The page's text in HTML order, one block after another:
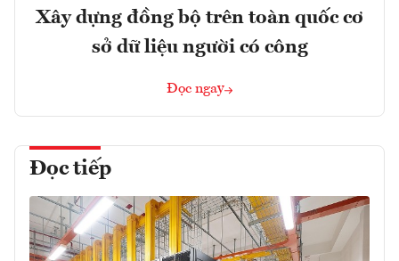
Xây dựng đồng bộ trên toàn quốc cơ
sở dữ liệu người có công
Đọc ngay
Đọc tiếp